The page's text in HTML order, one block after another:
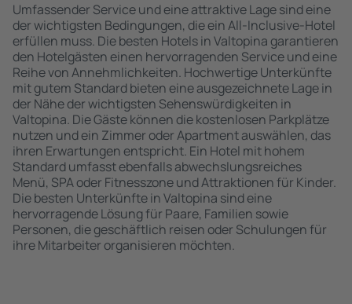
Umfassender Service und eine attraktive Lage sind eine
der wichtigsten Bedingungen, die ein All-Inclusive-Hotel
erfüllen muss. Die besten Hotels in Valtopina garantieren
den Hotelgästen einen hervorragenden Service und eine
Reihe von Annehmlichkeiten. Hochwertige Unterkünfte
mit gutem Standard bieten eine ausgezeichnete Lage in
der Nähe der wichtigsten Sehenswürdigkeiten in
Valtopina. Die Gäste können die kostenlosen Parkplätze
nutzen und ein Zimmer oder Apartment auswählen, das
ihren Erwartungen entspricht. Ein Hotel mit hohem
Standard umfasst ebenfalls abwechslungsreiches
Menü, SPA oder Fitnesszone und Attraktionen für Kinder.
Die besten Unterkünfte in Valtopina sind eine
hervorragende Lösung für Paare, Familien sowie
Personen, die geschäftlich reisen oder Schulungen für
ihre Mitarbeiter organisieren möchten.